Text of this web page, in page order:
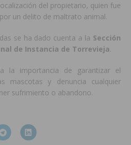
del propietario, quien fue
un delito de maltrato animal.
se ha dado cuenta a la Sección
de Instancia de Torrevieja.
la importancia de garantizar el
mascotas y denuncia cualquier
sufrimiento o abandono.